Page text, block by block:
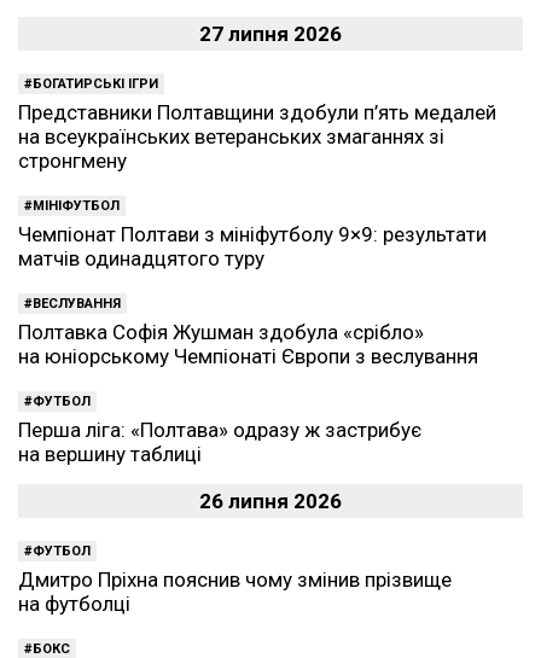
27 липня 2026
БОГАТИРСЬКІ ІГРИ
Представники Полтавщини здобули п’ять медалей
на всеукраїнських ветеранських змаганнях зі
стронгмену
МІНІФУТБОЛ
Чемпіонат Полтави з мініфутболу 9×9: результати
матчів одинадцятого туру
ВЕСЛУВАННЯ
Полтавка Софія Жушман здобула «срібло»
на юніорському Чемпіонаті Європи з веслування
ФУТБОЛ
Перша ліга: «Полтава» одразу ж застрибує
на вершину таблиці
26 липня 2026
ФУТБОЛ
Дмитро Пріхна пояснив чому змінив прізвище
на футболці
БОКС